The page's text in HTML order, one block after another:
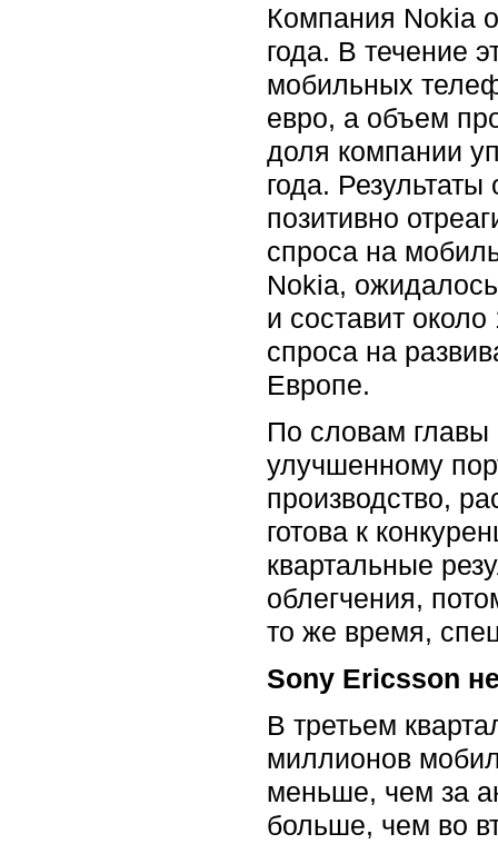
Компания Nokia
года. В течение
мобильных
евро, а объем
доля компании
года.
позитивно
спроса на
Nokia,
и составит
спроса на
Европе.
По словам
улучшенному
производство,
готова к
квартальные
облегчения,
то же время,
Sony Ericsson
В третьем
миллионов
меньше, чем за
больше, чем во